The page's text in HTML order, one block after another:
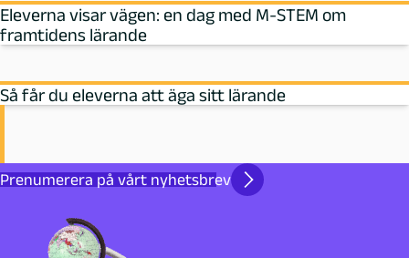
Eleverna visar vägen: en dag med M‑STEM om
framtidens lärande
Så får du eleverna att äga sitt lärande
Prenumerera på vårt nyhetsbrev